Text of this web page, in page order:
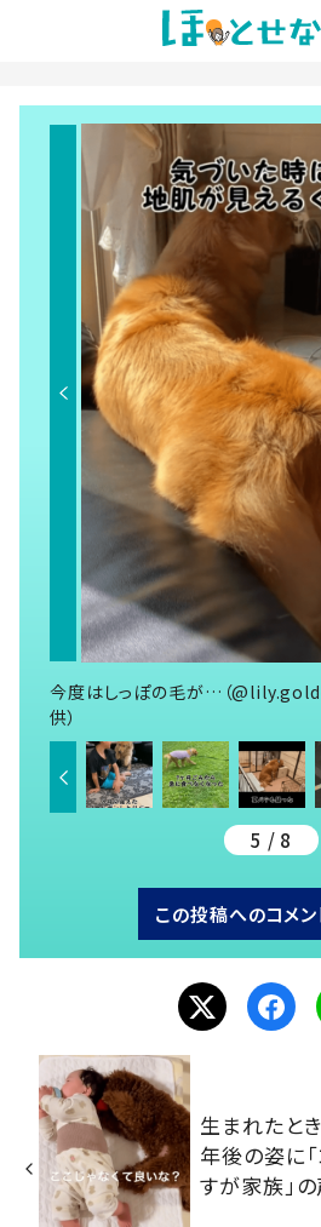
今度はしっぽの毛が…（
供）
5 / 8
この投稿へのコメン
生まれたと
年後の姿に
すが家族」